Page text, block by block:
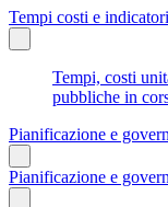
Tempi costi e
Tempi, costi
pubbliche in
Pianificazione e
Pianificazione e